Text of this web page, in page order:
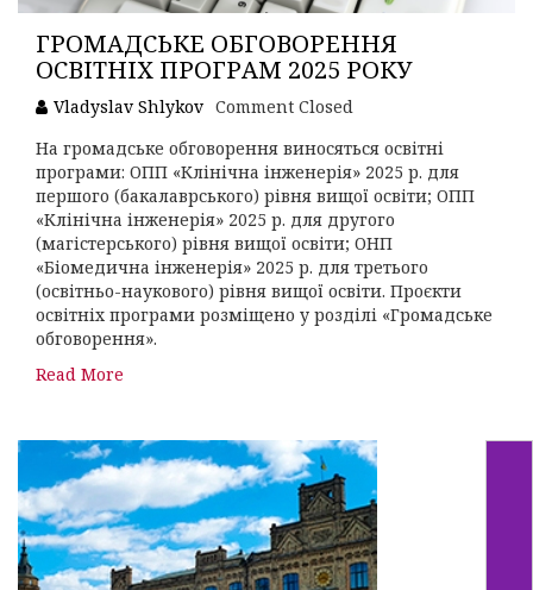
ГРОМАДСЬКЕ ОБГОВОРЕННЯ
ОСВІТНІХ ПРОГРАМ 2025 РОКУ
Vladyslav Shlykov Comment Closed
На громадське обговорення виносяться освітні
програми: ОПП «Клінічна інженерія» 2025 р. для
першого (бакалаврського) рівня вищої освіти; ОПП
«Клінічна інженерія» 2025 р. для другого
(магістерського) рівня вищої освіти; ОНП
«Біомедична інженерія» 2025 р. для третього
(освітньо-наукового) рівня вищої освіти. Проєкти
освітніх програми розміщено у розділі «Громадське
обговорення».
Read More